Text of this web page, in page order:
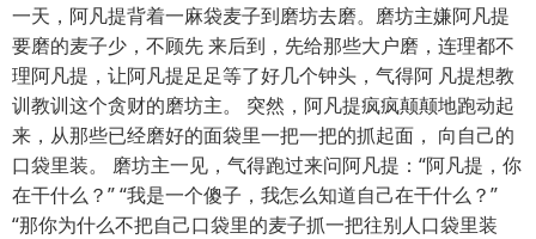
一天，阿凡提背着一麻袋麦子到磨坊去磨。磨坊主嫌阿凡提
要磨的麦子少，不顾先 来后到，先给那些大户磨，连理都不
理阿凡提，让阿凡提足足等了好几个钟头，气得阿 凡提想教
训教训这个贪财的磨坊主。 突然，阿凡提疯疯颠颠地跑动起
来，从那些已经磨好的面袋里一把一把的抓起面， 向自己的
口袋里装。 磨坊主一见，气得跑过来问阿凡提：“阿凡提，你
在干什么？” “我是一个傻子，我怎么知道自己在干什么？”
“那你为什么不把自己口袋里的麦子抓一把往别人口袋里装